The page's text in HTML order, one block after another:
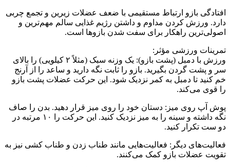
افتادگی بازو ارتباط مستقیمی با ضعف عضلات زیرین و تجمع چربی
دارد. ورزش کردن مداوم و داشتن رژیم غذایی سالم مهم‌ترین و
اصولی‌ترین راهکار برای سفت شدن بازوها است.
تمرینات ورزشی مؤثر:
ورزش با دمبل (پشت بازو): یک وزنه سبک (مثلاً ۲ کیلویی) را بالای
سر و پشت گردن بگیرید. بازو را ثابت نگه دارید و ساعد را از آرنج
خم کنید تا دمبل به کمر نزدیک شود. این حرکت عضلات پشت بازو
را قوی می‌کند.
پوش آپ روی میز: دستان خود را روی میز قرار دهید. بدن را صاف
نگه داشته و سینه را به میز نزدیک کنید. این حرکت را ۱۰ مرتبه در
دو ست تکرار کنید.
فعالیت‌های دیگر: فعالیت‌هایی مانند طناب زدن و طناب کشی نیز به
تقویت عضلات بازو کمک می‌کنند.